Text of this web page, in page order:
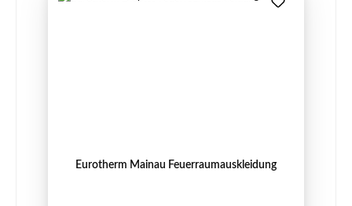
Eurotherm Mainau Feuerraumauskleidung